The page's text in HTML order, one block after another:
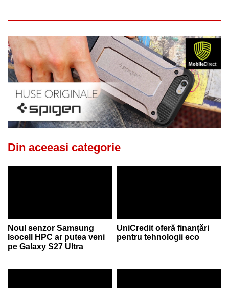
Din aceeasi categorie
Noul senzor Samsung
Isocell HPC ar putea veni
pe Galaxy S27 Ultra
UniCredit oferă finanțări
pentru tehnologii eco